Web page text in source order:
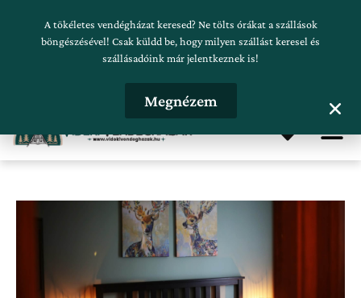
Szálláskeresés beküldése
A tökéletes vendégházat keresed? Ne tölts órákat a szállások
böngészésével! Csak küldd be, hogy milyen szállást keresel és
szállásadóink már jelentkeznek is!
Megnézem